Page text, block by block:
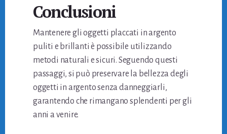
Conclusioni
Mantenere gli oggetti placcati in argento
puliti e brillanti è possibile utilizzando
metodi naturali e sicuri. Seguendo questi
passaggi, si può preservare la bellezza degli
oggetti in argento senza danneggiarli,
garantendo che rimangano splendenti per gli
anni a venire.